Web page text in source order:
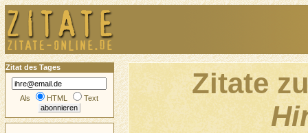
Zitate
Zitat des Tages
Als HTML Text